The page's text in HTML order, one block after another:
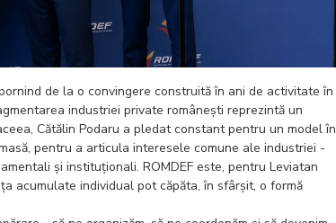
de la o convingere construită în ani de activitate în
industriei private românești reprezintă un
Cătălin Podaru a pledat constant pentru un model în
pentru a articula interesele comune ale industriei -
și instituționali. ROMDEF este, pentru Leviatan
acumulate individual pot căpăta, în sfârșit, o formă